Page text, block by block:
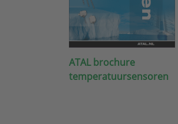
ATAL brochure
temperatuursensoren